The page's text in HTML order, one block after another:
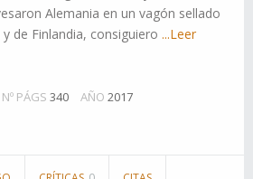
Alemania en un vagón sellado
de Finlandia, consiguiero ...Leer
Nº PÁGS 340 AÑO 2017